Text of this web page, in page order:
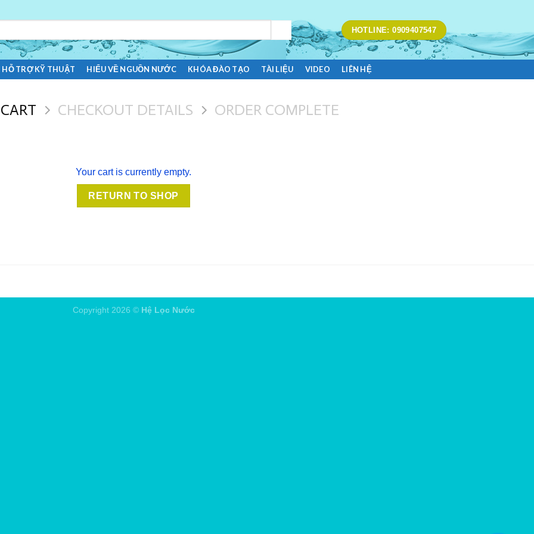
HOTLINE: 0909407547
HỖ TRỢ KỸ THUẬT HIỂU VỀ NGUỒN NƯỚC KHÓA ĐÀO TẠO TÀI LIỆU VIDEO LIÊN HỆ
CHECKOUT DETAILS ORDER COMPLETE
Your cart is currently empty.
RETURN TO SHOP
Copyright 2026 © Hệ Lọc Nước